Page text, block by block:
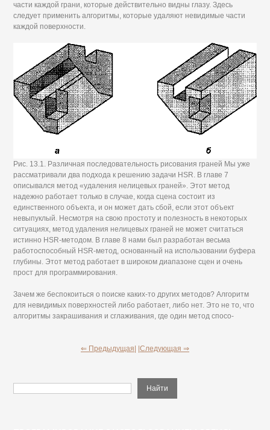
части каждой грани, которые действительно видны глазу. Здесь
следует применить алгоритмы, которые удаляют невидимые части
каждой поверхности.
Рис. 13.1. Различная последовательность рисования граней Мы уже
рассматривали два подхода к решению задачи HSR. В главе 7
описывался метод «удаления нелицевых граней». Этот метод
надежно работает только в случае, когда сцена состоит из
единственного объекта, и он может дать сбой, если этот объект
невыпуклый. Несмотря на свою простоту и полезность в некоторых
ситуациях, метод удаления нелицевых граней не может считаться
истинно HSR-методом. В главе 8 нами был разработан весьма
работоспособный HSR-метод, основанный на использовании буфера
глубины. Этот метод работает в широком диапазоне сцен и очень
прост для программирования.
Зачем же беспокоиться о поиске каких-то других методов? Алгоритм
для невидимых поверхностей либо работает, либо нет. Это не то, что
алгоритмы закрашивания и сглаживания, где один метод спосо-
⇐ Предыдущая| |Следующая ⇒